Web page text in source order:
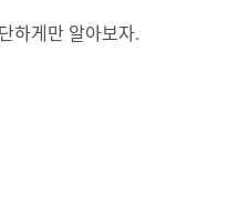
에 대해 간단하게만 알아보자.